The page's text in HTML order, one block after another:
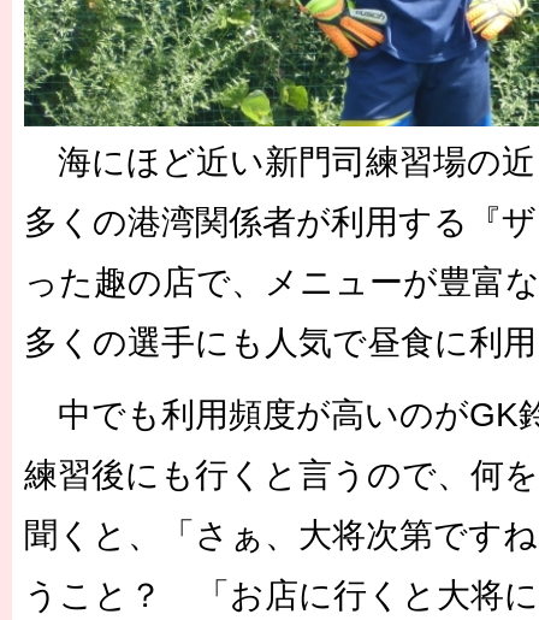
海にほど近い新門司練習場の
多くの港湾関係者が利用する『
った趣の店で、メニューが豊富
多くの選手にも人気で昼食に利
中でも利用頻度が高いのがGK
練習後にも行くと言うので、何
聞くと、「さぁ、大将次第です
うこと？ 「お店に行くと大将